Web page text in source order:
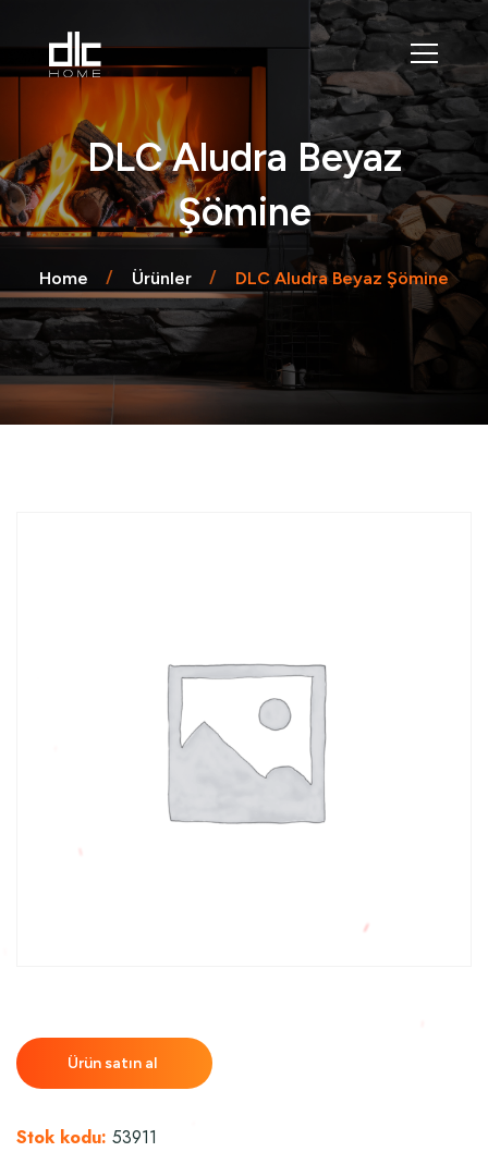
DLC Aludra Beyaz
Şömine
Home Ürünler DLC Aludra Beyaz Şömine
Ürün satın al
Stok kodu: 53911